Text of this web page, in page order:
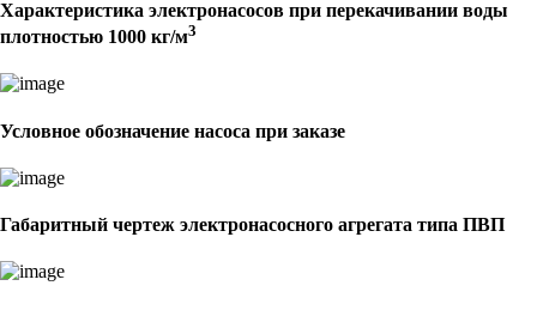
Характеристика электронасосов при перекачивании воды
плотностью 1000 кг/м3
Условное обозначение насоса при заказе
Габаритный чертеж электронасосного агрегата типа ПВП